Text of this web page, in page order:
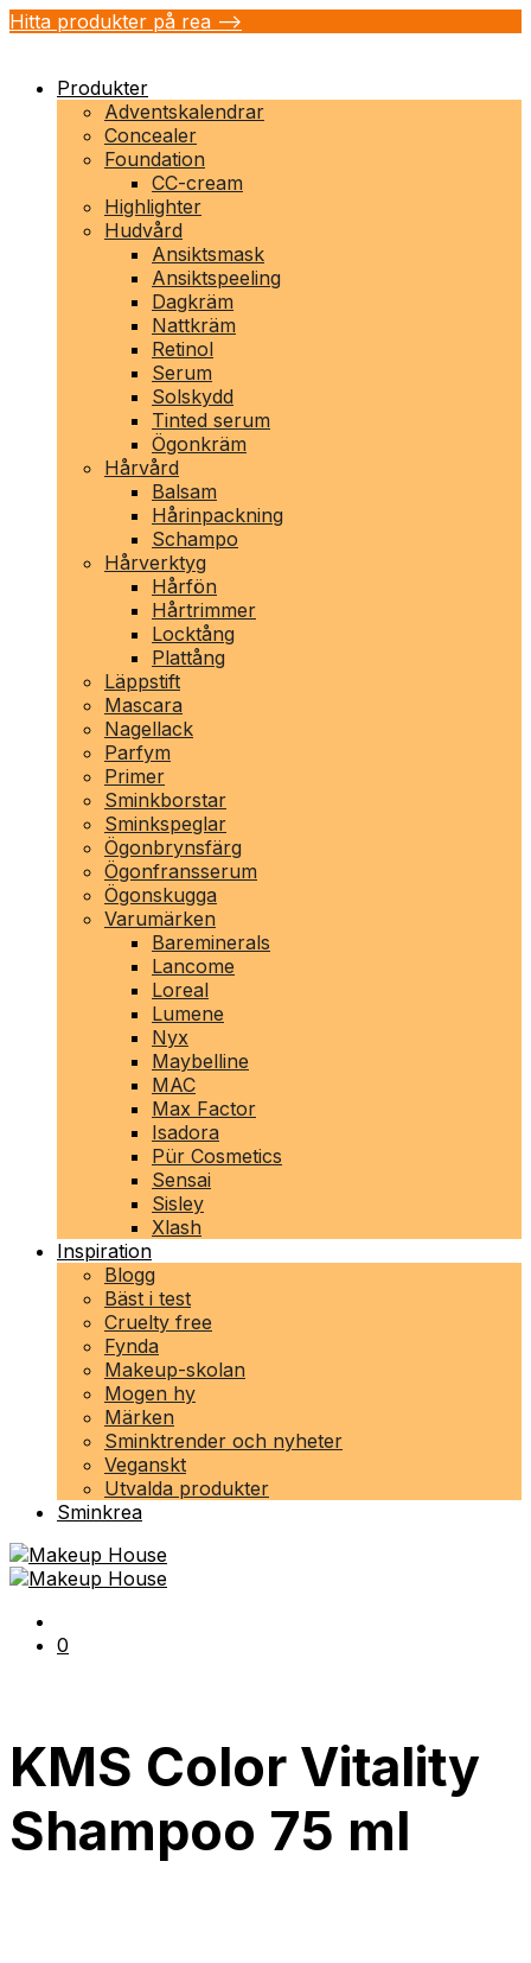
Hitta produkter på rea -->
Produkter
Adventskalendrar
Concealer
Foundation
CC-cream
Highlighter
Hudvård
Ansiktsmask
Ansiktspeeling
Dagkräm
Nattkräm
Retinol
Serum
Solskydd
Tinted serum
Ögonkräm
Hårvård
Balsam
Hårinpackning
Schampo
Hårverktyg
Hårfön
Hårtrimmer
Locktång
Plattång
Läppstift
Mascara
Nagellack
Parfym
Primer
Sminkborstar
Sminkspeglar
Ögonbrynsfärg
Ögonfransserum
Ögonskugga
Varumärken
Bareminerals
Lancome
Loreal
Lumene
Nyx
Maybelline
MAC
Max Factor
Isadora
Pür Cosmetics
Sensai
Sisley
Xlash
Inspiration
Blogg
Bäst i test
Cruelty free
Fynda
Makeup-skolan
Mogen hy
Märken
Sminktrender och nyheter
Veganskt
Utvalda produkter
Sminkrea
0
KMS Color Vitality
Shampoo 75 ml